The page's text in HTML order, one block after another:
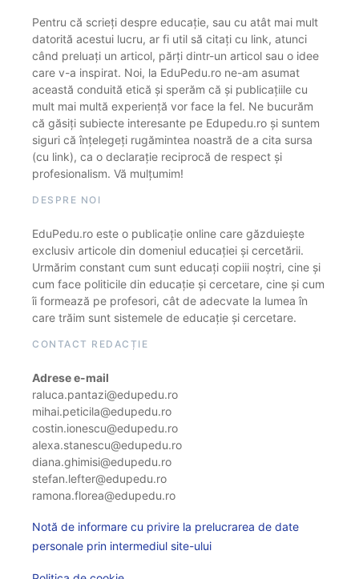
Pentru că scrieți despre educație, sau cu atât mai mult
datorită acestui lucru, ar fi util să citați cu link, atunci
când preluați un articol, părți dintr-un articol sau o idee
care v-a inspirat. Noi, la EduPedu.ro ne-am asumat
această conduită etică și sperăm că și publicațiile cu
mult mai multă experiență vor face la fel. Ne bucurăm
că găsiți subiecte interesante pe Edupedu.ro și suntem
siguri că înțelegeți rugămintea noastră de a cita sursa
(cu link), ca o declarație reciprocă de respect și
profesionalism. Vă mulțumim!
DESPRE NOI
EduPedu.ro este o publicație online care găzduiește
exclusiv articole din domeniul educației și cercetării.
Urmărim constant cum sunt educați copiii noștri, cine și
cum face politicile din educație și cercetare, cine și cum
îi formează pe profesori, cât de adecvate la lumea în
care trăim sunt sistemele de educație și cercetare.
CONTACT REDACȚIE
Adrese e-mail
raluca.pantazi@edupedu.ro
mihai.peticila@edupedu.ro
costin.ionescu@edupedu.ro
alexa.stanescu@edupedu.ro
diana.ghimisi@edupedu.ro
stefan.lefter@edupedu.ro
ramona.florea@edupedu.ro
Notă de informare cu privire la prelucrarea de date
personale prin intermediul site-ului